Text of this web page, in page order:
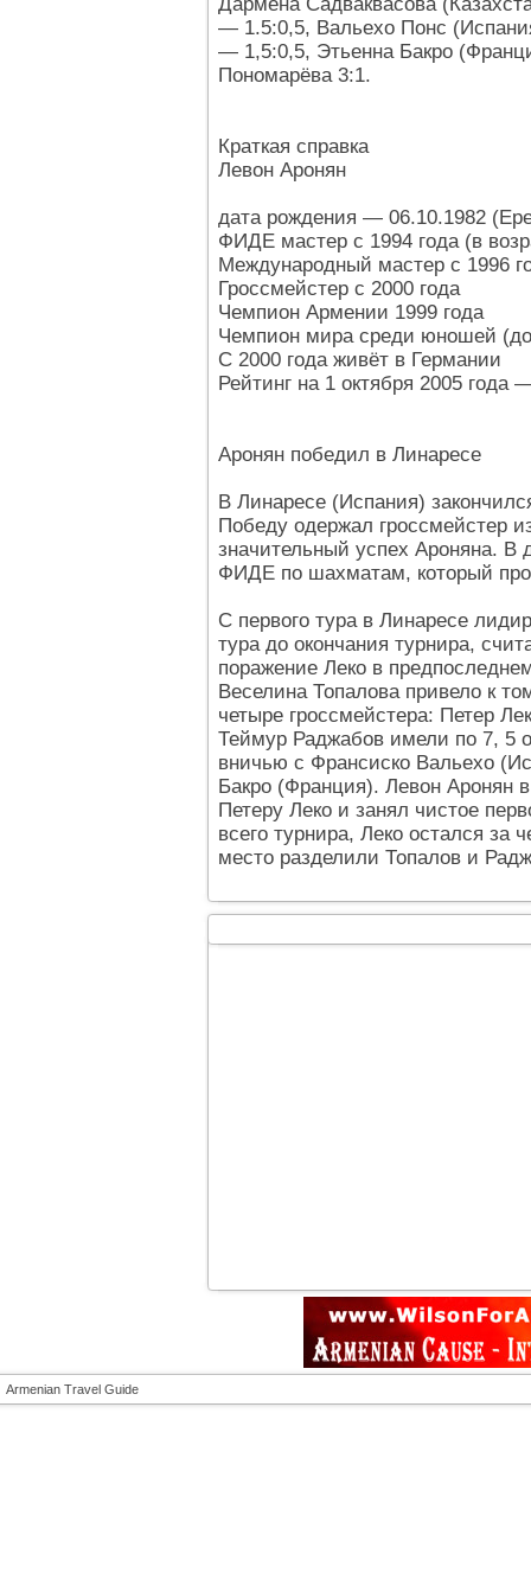
— 1.5:0,5, Вальехо Понс
— 1,5:0,5, Этьенна Бакро
Пономарёва 3:1.
Краткая справка
Левон Аронян
дата рождения — 06.10.1982
ФИДЕ мастер с 1994 года (в
Международный мастер с 1996
Гроссмейстер с 2000 года
Чемпион Армении 1999 года
Чемпион мира среди юношей (до
С 2000 года живёт в Германии
Рейтинг на 1 октября 2005 года
Аронян победил в Линаресе
В Линаресе (Испания)
Победу одержал гроссмейстер
значительный успех Ароняна. В
ФИДЕ по шахматам, который
С первого тура в Линаресе
тура до окончания турнира,
поражение Леко в
Веселина Топалова привело к
четыре гроссмейстера: Петер
Теймур Раджабов имели по 7, 5
вничью с Франсиско Вальехо
Бакро (Франция). Левон Аронян
Петеру Леко и занял чистое
всего турнира, Леко остался за
место разделили Топалов и
Armenian Travel Guide